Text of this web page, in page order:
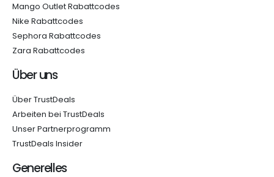
Mango Outlet Rabattcodes
Nike Rabattcodes
Sephora Rabattcodes
Zara Rabattcodes
Über uns
Über TrustDeals
Arbeiten bei TrustDeals
Unser Partnerprogramm
TrustDeals Insider
Generelles